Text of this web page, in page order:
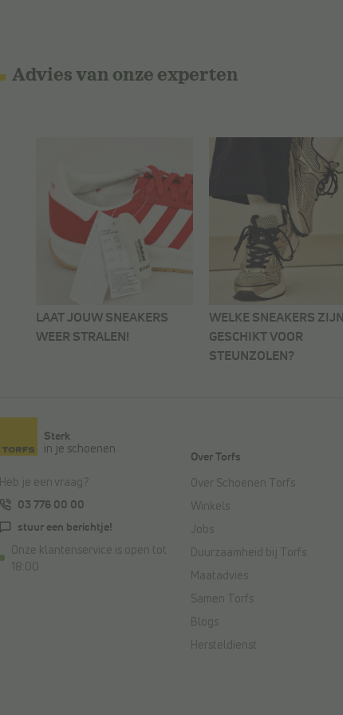
Advies van onze experten
LAAT JOUW SNEAKERS
WEER STRALEN!
WELKE SNEAKERS ZIJN
GESCHIKT VOOR
STEUNZOLEN?
Sterk
in je schoenen
Heb je een vraag?
03 776 00 00
stuur een berichtje!
Onze klantenservice is open tot
18:00
Over Torfs
Over Schoenen Torfs
Winkels
Jobs
Duurzaamheid bij Torfs
Maatadvies
Samen Torfs
Blogs
Hersteldienst